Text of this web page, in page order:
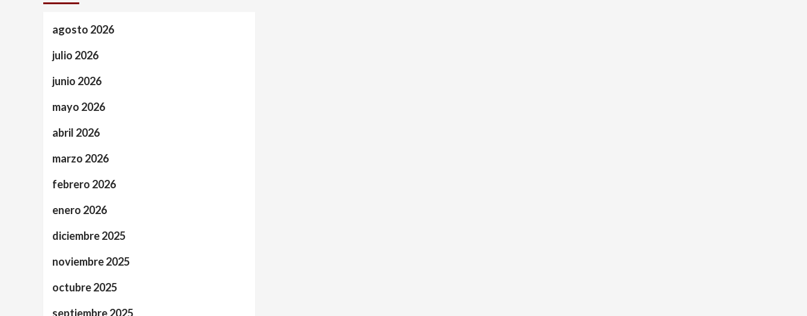
agosto 2026
julio 2026
junio 2026
mayo 2026
abril 2026
marzo 2026
febrero 2026
enero 2026
diciembre 2025
noviembre 2025
octubre 2025
septiembre 2025